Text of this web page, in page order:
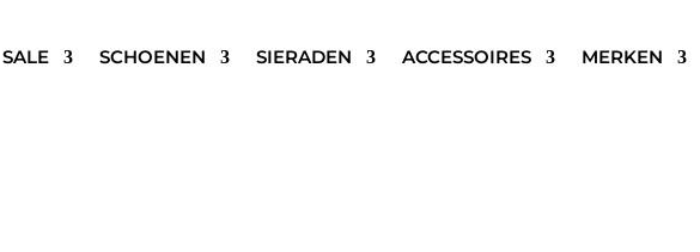
SALE SCHOENEN SIERADEN ACCESSOIRES MERKEN
REFINED DEPARTMENT ELISA METALLIC